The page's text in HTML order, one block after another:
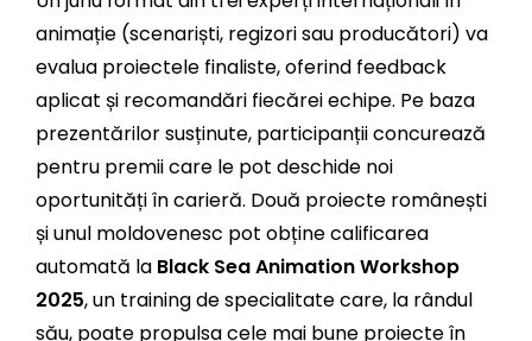
animație (scenariști, regizori sau producători) va
evalua proiectele finaliste, oferind feedback
aplicat și recomandări fiecărei echipe. Pe baza
prezentărilor susținute, participanții concurează
pentru premii care le pot deschide noi
oportunități în carieră. Două proiecte românești
și unul moldovenesc pot obține calificarea
automată la Black Sea Animation Workshop
2025, un training de specialitate care, la rândul
său, poate propulsa cele mai bune proiecte în